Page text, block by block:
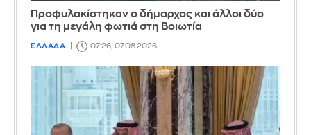
Προφυλακίστηκαν ο δήμαρχος και άλλοι δύο
για τη μεγάλη φωτιά στη Βοιωτία
ΕΛΛΑΔΑ 07:26, 07.08.2026